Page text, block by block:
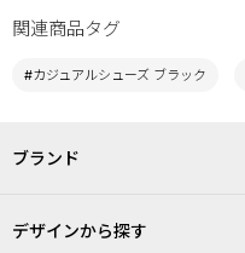
関連商品タグ
#カジュアルシューズ ブラック
ブランド
デザインから探す